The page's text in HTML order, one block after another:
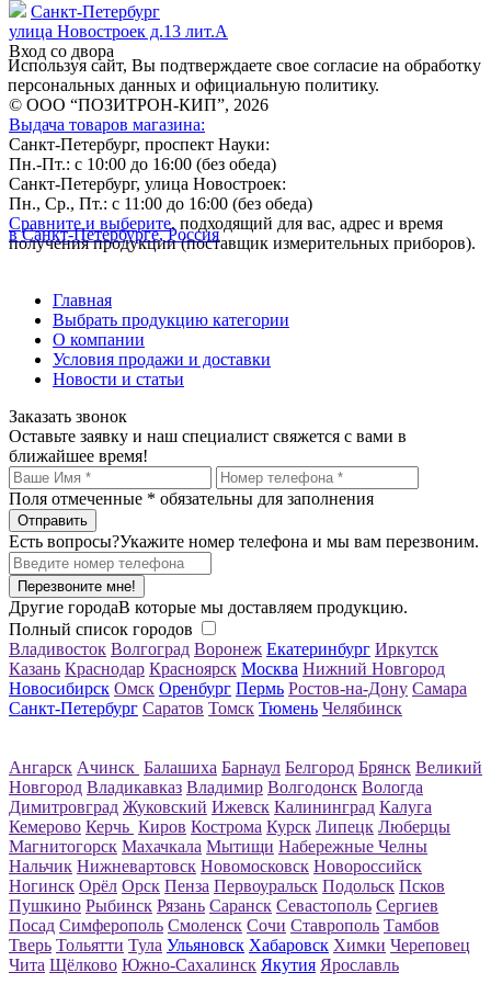
Санкт-Петербург
улица Новостроек д.13 лит.А
Вход со двора
Используя сайт, Вы подтверждаете свое согласие на обработку
персональных данных и официальную политику.
© ООО “ПОЗИТРОН-КИП”, 2026
Выдача товаров магазина:
Санкт-Петербург, проспект Науки:
Пн.-Пт.: с 10:00 до 16:00 (без обеда)
Санкт-Петербург, улица Новостроек:
Пн., Ср., Пт.: с 11:00 до 16:00 (без обеда)
Сравните и выберите, подходящий для вас, адрес и время
получения продукции (поставщик измерительных приборов).
в Санкт-Петербурге, Россия
Главная
Выбрать продукцию категории
О компании
Условия продажи и доставки
Новости и статьи
Заказать звонок
Оставьте заявку и наш специалист свяжется с вами в
ближайшее время!
Поля отмеченные * обязательны для заполнения
Есть вопросы?Укажите номер телефона и мы вам перезвоним.
Перезвоните мне!
Другие городаВ которые мы доставляем продукцию.
Полный список городов
Владивосток Волгоград Воронеж Екатеринбург Иркутск
Казань Краснодар Красноярск Москва Нижний Новгород
Новосибирск Омск Оренбург Пермь Ростов-на-Дону Самара
Санкт-Петербург Саратов Томск Тюмень Челябинск
Ангарск Ачинск Балашиха Барнаул Белгород Брянск Великий
Новгород Владикавказ Владимир Волгодонск Вологда
Димитровград Жуковский Ижевск Калининград Калуга
Кемерово Керчь Киров Кострома Курск Липецк Люберцы
Магнитогорск Махачкала Мытищи Набережные Челны
Нальчик Нижневартовск Новомосковск Новороссийск
Ногинск Орёл Орск Пенза Первоуральск Подольск Псков
Пушкино Рыбинск Рязань Саранск Севастополь Сергиев
Посад Симферополь Смоленск Сочи Ставрополь Тамбов
Тверь Тольятти Тула Ульяновск Хабаровск Химки Череповец
Чита Щёлково Южно-Сахалинск Якутия Ярославль